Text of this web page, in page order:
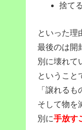
捨て
といった理
最後のは開
別に壊れて
ということ
「譲れる
そして物を
別に手放す